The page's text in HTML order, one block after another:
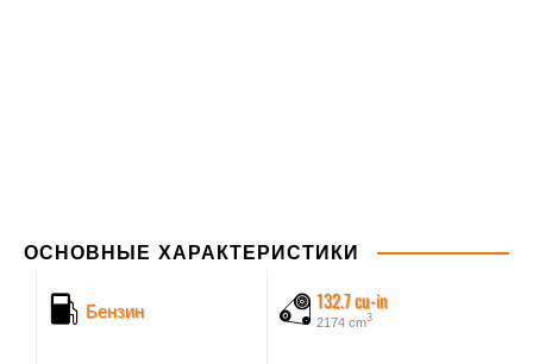
ОСНОВНЫЕ ХАРАКТЕРИСТИКИ
Бензин 132.7 cu-in
2174 cm3